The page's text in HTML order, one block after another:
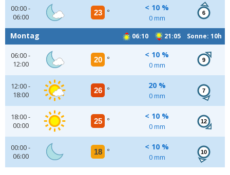
00:00 -
06:00
23 °
< 10 %
0 mm
6
06:10 21:05 Sonne: 10h
Montag
06:00 -
12:00
20 °
< 10 %
0 mm
9
12:00 -
18:00
26 °
20 %
0 mm
7
18:00 -
00:00
25 °
< 10 %
0 mm
12
00:00 -
06:00
18 °
< 10 %
0 mm
10